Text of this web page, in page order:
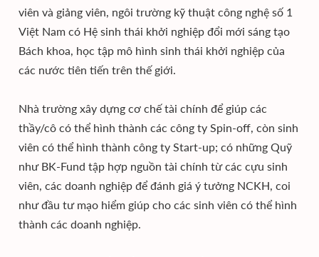
viên và giảng viên, ngôi trường kỹ thuật công nghệ số 1
Việt Nam có Hệ sinh thái khởi nghiệp đổi mới sáng tạo
Bách khoa, học tập mô hình sinh thái khởi nghiệp của
các nước tiên tiến trên thế giới.
Nhà trường xây dựng cơ chế tài chính để giúp các
thầy/cô có thể hình thành các công ty Spin-off, còn sinh
viên có thể hình thành công ty Start-up; có những Quỹ
như BK-Fund tập hợp nguồn tài chính từ các cựu sinh
viên, các doanh nghiệp để đánh giá ý tưởng NCKH, coi
như đầu tư mạo hiểm giúp cho các sinh viên có thể hình
thành các doanh nghiệp.